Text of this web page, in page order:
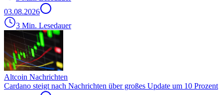
03.08.2026
3 Min. Lesedauer
Altcoin Nachrichten
Cardano steigt nach Nachrichten über großes Update um 10 Prozent